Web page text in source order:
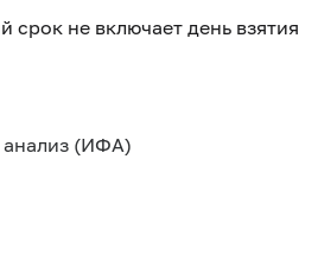
срок не включает день взятия
(ИФА)